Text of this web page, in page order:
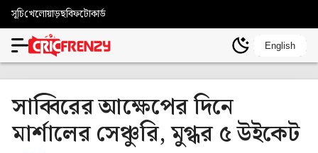
সূচিখেলোয়াড়ছবিফটোকার্ড
English
সাব্বিরের আক্ষেপের দিনে
মার্শালের সেঞ্চুরি, মুগ্ধর ৫ উইকেট